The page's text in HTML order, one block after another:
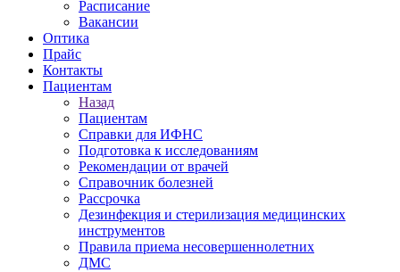
Расписание
Вакансии
Оптика
Прайс
Контакты
Пациентам
Назад
Пациентам
Справки для ИФНС
Подготовка к исследованиям
Рекомендации от врачей
Справочник болезней
Рассрочка
Дезинфекция и стерилизация медицинских
инструментов
Правила приема несовершеннолетних
ДМС